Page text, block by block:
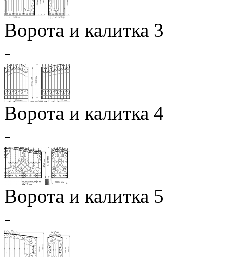
Ворота и калитка 3
-
Ворота и калитка 4
-
Ворота и калитка 5
-